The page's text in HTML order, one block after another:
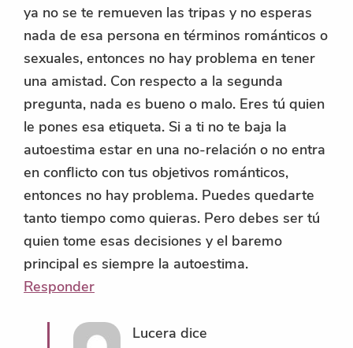
ya no se te remueven las tripas y no esperas
nada de esa persona en términos románticos o
sexuales, entonces no hay problema en tener
una amistad. Con respecto a la segunda
pregunta, nada es bueno o malo. Eres tú quien
le pones esa etiqueta. Si a ti no te baja la
autoestima estar en una no-relación o no entra
en conflicto con tus objetivos románticos,
entonces no hay problema. Puedes quedarte
tanto tiempo como quieras. Pero debes ser tú
quien tome esas decisiones y el baremo
principal es siempre la autoestima.
Responder
Lucera dice